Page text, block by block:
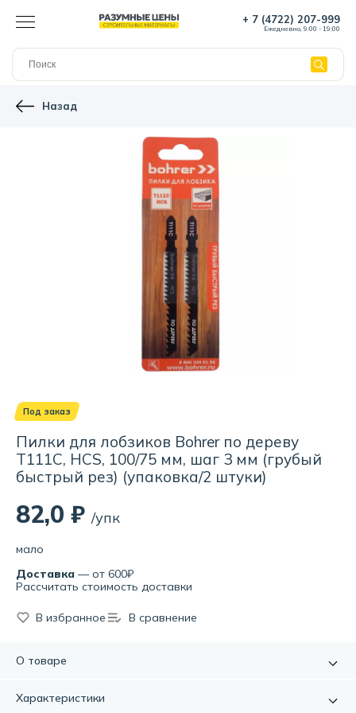
+ 7 (4722) 207-999
Ежедневно, 9:00 - 19:00
Назад
Под заказ
Пилки для лобзиков Bohrer по дереву
Т111C, HCS, 100/75 мм, шаг 3 мм (грубый
быстрый рез) (упаковка/2 штуки)
82,0 ₽ /упк
мало
Доставка — от 600₽
Рассчитать стоимость доставки
В избранное В сравнение
О товаре
твердых либо мягких пород. Изготовлены из упругой и
Характеристики